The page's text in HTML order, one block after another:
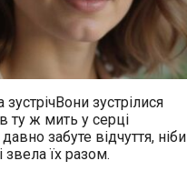
зустрілися
ту ж мить у серці
забуте відчуття, ніби
звела їх разом.